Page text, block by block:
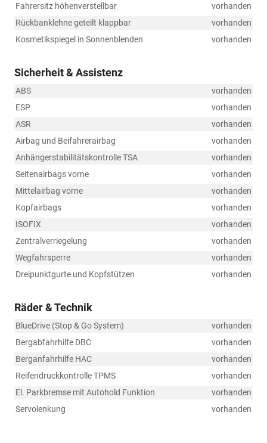
Fahrersitz höhenverstellbar
vorhanden
Rückbanklehne geteilt klappbar
vorhanden
Kosmetikspiegel in Sonnenblenden
vorhanden
Sicherheit & Assistenz
ABS
vorhanden
ESP
vorhanden
ASR
vorhanden
Airbag und Beifahrerairbag
vorhanden
Anhängerstabilitätskontrolle TSA
vorhanden
Seitenairbags vorne
vorhanden
Mittelairbag vorne
vorhanden
Kopfairbags
vorhanden
ISOFIX
vorhanden
Zentralverriegelung
vorhanden
Wegfahrsperre
vorhanden
Dreipunktgurte und Kopfstützen
vorhanden
Räder & Technik
BlueDrive (Stop & Go System)
vorhanden
Bergabfahrhilfe DBC
vorhanden
Berganfahrhilfe HAC
vorhanden
Reifendruckkontrolle TPMS
vorhanden
El. Parkbremse mit Autohold Funktion
vorhanden
Servolenkung
vorhanden